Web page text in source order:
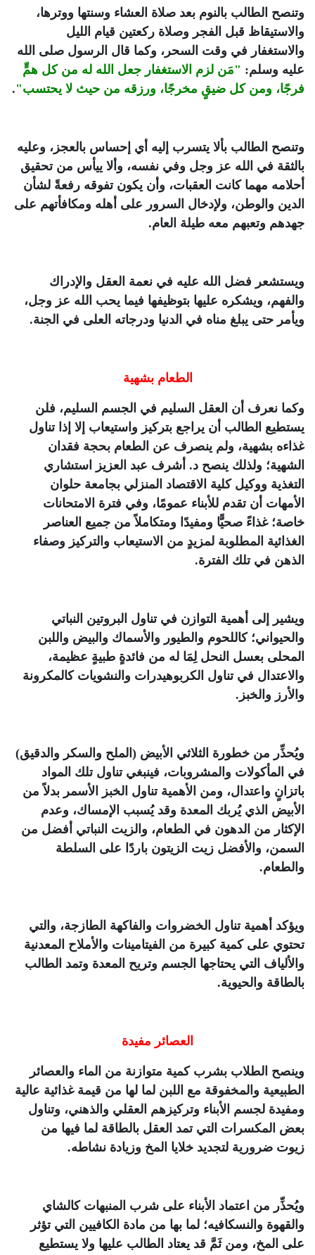
وتنصح الطالب بالنوم بعد صلاة العشاء وسنتها ووترها،
والاستيقاظ قبل الفجر وصلاة ركعتين قيام الليل
والاستغفار في وقت السحر، وكما قال الرسول صلى الله
عليه وسلم: "مَن لزم الاستغفار جعل الله له من كل همٍّ
فرجًا، ومن كل ضيقٍ مخرجًا، ورزقه من حيث لا يحتسب".
وتنصح الطالب بألا يتسرب إليه أي إحساس بالعجز، وعليه
بالثقة في الله عز وجل وفي نفسه، وألا ييأس من تحقيق
أحلامه مهما كانت العقبات، وأن يكون تفوقه رفعةً لشأن
الدين والوطن، ولإدخال السرور على أهله ومكافأتهم على
جهدهم وتعبهم معه طيلة العام.
ويستشعر فضل الله عليه في نعمة العقل والإدراك
والفهم، ويشكره عليها بتوظيفها فيما يحب الله عز وجل،
ويأمر حتى يبلغ مناه في الدنيا ودرجاته العلى في الجنة.
الطعام بشهية
وكما نعرف أن العقل السليم في الجسم السليم، فلن
يستطيع الطالب أن يراجع بتركيز واستيعاب إلا إذا تناول
غذاءه بشهية، ولم ينصرف عن الطعام بحجة فقدان
الشهية؛ ولذلك ينصح د. أشرف عبد العزيز استشاري
التغذية ووكيل كلية الاقتصاد المنزلي بجامعة حلوان
الأمهات أن تقدم للأبناء عمومًا، وفي فترة الامتحانات
خاصة؛ غذاءً صحيًّا ومفيدًا ومتكاملاً من جميع العناصر
الغذائية المطلوبة لمزيدٍ من الاستيعاب والتركيز وصفاء
الذهن في تلك الفترة.
ويشير إلى أهمية التوازن في تناول البروتين النباتي
والحيواني؛ كاللحوم والطيور والأسماك والبيض واللبن
المحلى بعسل النحل لِمَا له من فائدةٍ طبيةٍ عظيمة،
والاعتدال في تناول الكربوهيدرات والنشويات كالمكرونة
والأرز والخبز.
ويُحذِّر من خطورة الثلاثي الأبيض (الملح والسكر والدقيق)
في المأكولات والمشروبات، فينبغي تناول تلك المواد
باتزانٍ واعتدال، ومن الأهمية تناول الخبز الأسمر بدلاً من
الأبيض الذي يُربك المعدة وقد يُسبب الإمساك، وعدم
الإكثار من الدهون في الطعام، والزيت النباتي أفضل من
السمن، والأفضل زيت الزيتون باردًا على السلطة
والطعام.
ويؤكد أهمية تناول الخضروات والفاكهة الطازجة، والتي
تحتوي على كمية كبيرة من الفيتامينات والأملاح المعدنية
والألياف التي يحتاجها الجسم وتريح المعدة وتمد الطالب
بالطاقة والحيوية.
العصائر مفيدة
وينصح الطلاب بشرب كمية متوازنة من الماء والعصائر
الطبيعية والمخفوقة مع اللبن لما لها من قيمة غذائية عالية
ومفيدة لجسم الأبناء وتركيزهم العقلي والذهني، وتناول
بعض المكسرات التي تمد العقل بالطاقة لما فيها من
زيوت ضرورية لتجديد خلايا المخ وزيادة نشاطه.
ويُحذِّر من اعتماد الأبناء على شرب المنبهات كالشاي
والقهوة والنسكافيه؛ لما بها من مادة الكافيين التي تؤثر
على المخ، ومن ثَمَّ قد يعتاد الطالب عليها ولا يستطيع